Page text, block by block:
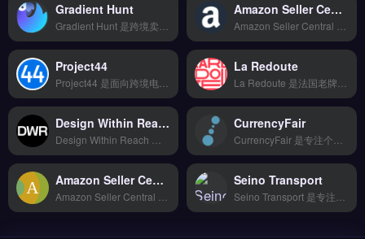
Gradient Hunt Amazon Seller Central CA
Project44 La Redoute
Design Within Reach CurrencyFair
Amazon Seller Central PL Seino Transport